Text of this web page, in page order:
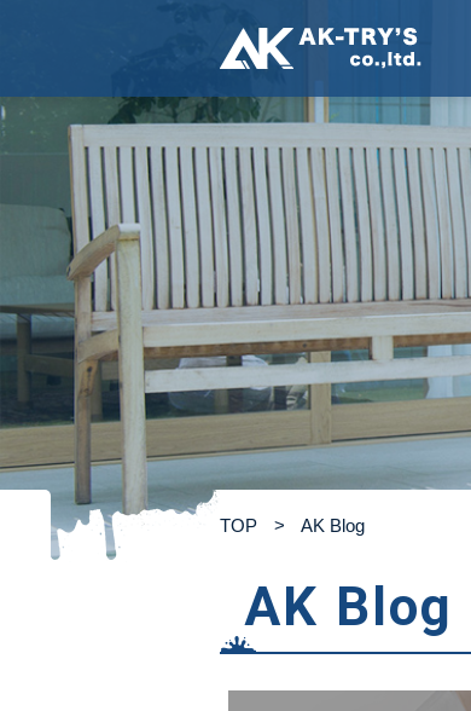
株式会社AK-TRY’S
TOP > AK Blog
AK Blog